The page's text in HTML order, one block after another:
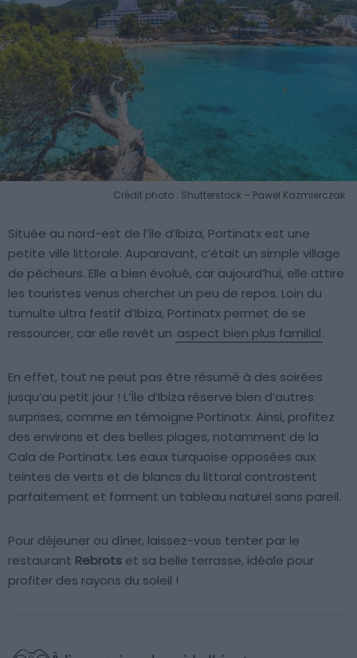
Crédit photo : Shutterstock – Pawel Kazmierczak
Située au nord-est de l’île d’Ibiza, Portinatx est une
petite ville littorale. Auparavant, c’était un simple village
de pêcheurs. Elle a bien évolué, car aujourd’hui, elle attire
les touristes venus chercher un peu de repos. Loin du
tumulte ultra festif d’Ibiza, Portinatx permet de se
ressourcer, car elle revêt un aspect bien plus familial.
En effet, tout ne peut pas être résumé à des soirées
jusqu’au petit jour ! L’Île d’Ibiza réserve bien d’autres
surprises, comme en témoigne Portinatx. Ainsi, profitez
des environs et des belles plages, notamment de la
Cala de Portinatx. Les eaux turquoise opposées aux
teintes de verts et de blancs du littoral contrastent
parfaitement et forment un tableau naturel sans pareil.
Pour déjeuner ou dîner, laissez-vous tenter par le
restaurant Rebrots et sa belle terrasse, idéale pour
profiter des rayons du soleil !